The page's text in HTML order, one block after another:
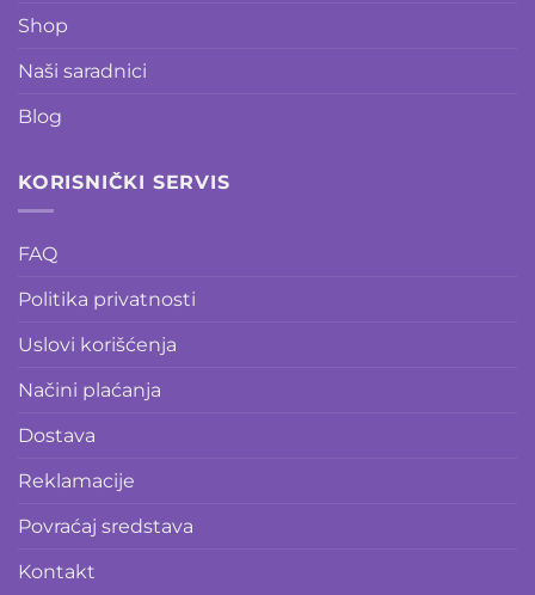
Shop
Naši saradnici
Blog
KORISNIČKI SERVIS
FAQ
Politika privatnosti
Uslovi korišćenja
Načini plaćanja
Dostava
Reklamacije
Povraćaj sredstava
Kontakt